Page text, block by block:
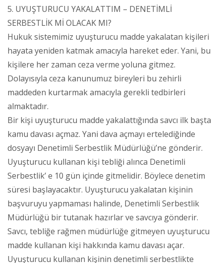
5. UYUŞTURUCU YAKALATTIM – DENETİMLİ
SERBESTLİK Mİ OLACAK MI?
Hukuk sistemimiz uyuşturucu madde yakalatan kişileri
hayata yeniden katmak amacıyla hareket eder. Yani, bu
kişilere her zaman ceza verme yoluna gitmez.
Dolayısıyla ceza kanunumuz bireyleri bu zehirli
maddeden kurtarmak amacıyla gerekli tedbirleri
almaktadır.
Bir kişi uyuşturucu madde yakalattığında savcı ilk başta
kamu davası açmaz. Yani dava açmayı ertelediğinde
dosyayı Denetimli Serbestlik Müdürlüğü’ne gönderir.
Uyuşturucu kullanan kişi tebliği alınca Denetimli
Serbestlik’ e 10 gün içinde gitmelidir. Böylece denetim
süresi başlayacaktır. Uyuşturucu yakalatan kişinin
başvuruyu yapmaması halinde, Denetimli Serbestlik
Müdürlüğü bir tutanak hazırlar ve savcıya gönderir.
Savcı, tebliğe rağmen müdürlüğe gitmeyen uyuşturucu
madde kullanan kişi hakkında kamu davası açar.
Uyuşturucu kullanan kişinin denetimli serbestlikte